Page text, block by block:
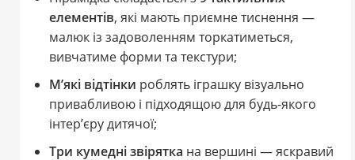
елементів, які мають приємне тиснення —
малюк із задоволенням торкатиметься,
вивчатиме форми та текстури;
М’які відтінки роблять іграшку візуально
привабливою і підходящою для будь-якого
інтер’єру дитячої;
Три кумедні звірятка на вершині — яскравий